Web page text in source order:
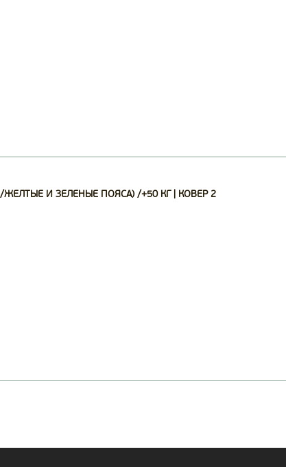
ЖЕЛТЫЕ И ЗЕЛЕНЫЕ ПОЯСА) /+50 КГ | КОВЕР 2